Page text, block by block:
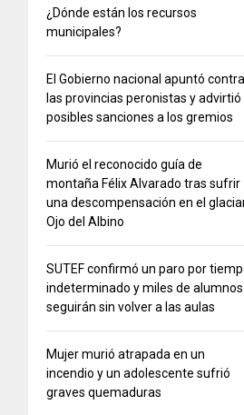
¿Dónde están los recursos
municipales?
El Gobierno nacional apuntó contra
las provincias peronistas y advirtió
posibles sanciones a los gremios
Murió el reconocido guía de
montaña Félix Alvarado tras sufrir
una descompensación en el
Ojo del Albino
SUTEF confirmó un paro por
indeterminado y miles de alumnos
seguirán sin volver a las aulas
Mujer murió atrapada en un
incendio y un adolescente sufrió
graves quemaduras